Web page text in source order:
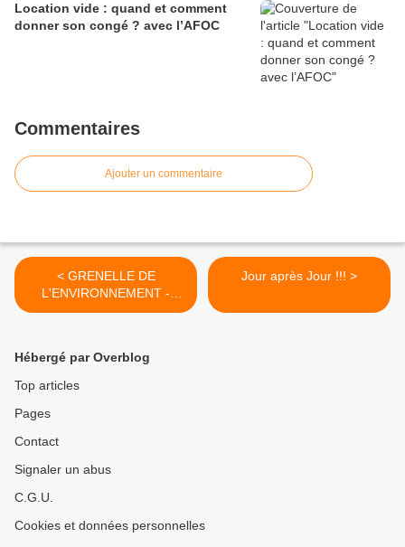
Location vide : quand et comment
donner son congé ? avec l’AFOC
Commentaires
Ajouter un commentaire
< GRENELLE DE
L'ENVIRONNEMENT -
PROPOSITIONS DE LA
Jour après Jour !!! >
Hébergé par Overblog
Top articles
Pages
Contact
Signaler un abus
C.G.U.
Cookies et données personnelles